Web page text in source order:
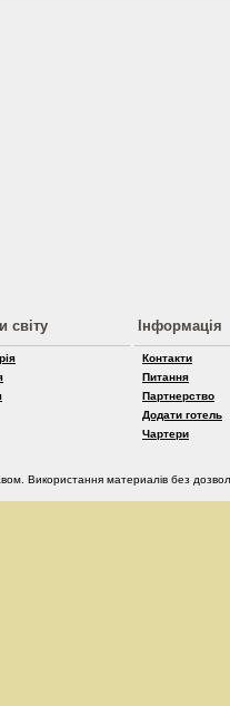
світу Інформація
Контакти
Питання
Партнерство
Додати готель
Чартери
Використання материалів без